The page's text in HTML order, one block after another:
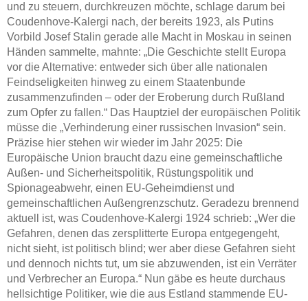
und zu steuern, durchkreuzen möchte, schlage darum bei
Coudenhove-Kalergi nach, der bereits 1923, als Putins
Vorbild Josef Stalin gerade alle Macht in Moskau in seinen
Händen sammelte, mahnte: „Die Geschichte stellt Europa
vor die Alternative: entweder sich über alle nationalen
Feindseligkeiten hinweg zu einem Staatenbunde
zusammenzufinden – oder der Eroberung durch Rußland
zum Opfer zu fallen.“ Das Hauptziel der europäischen Politik
müsse die „Verhinderung einer russischen Invasion“ sein.
Präzise hier stehen wir wieder im Jahr 2025: Die
Europäische Union braucht dazu eine gemeinschaftliche
Außen- und Sicherheitspolitik, Rüstungspolitik und
Spionageabwehr, einen EU-Geheimdienst und
gemeinschaftlichen Außengrenzschutz. Geradezu brennend
aktuell ist, was Coudenhove-Kalergi 1924 schrieb: „Wer die
Gefahren, denen das zersplitterte Europa entgegengeht,
nicht sieht, ist politisch blind; wer aber diese Gefahren sieht
und dennoch nichts tut, um sie abzuwenden, ist ein Verräter
und Verbrecher an Europa.“ Nun gäbe es heute durchaus
hellsichtige Politiker, wie die aus Estland stammende EU-